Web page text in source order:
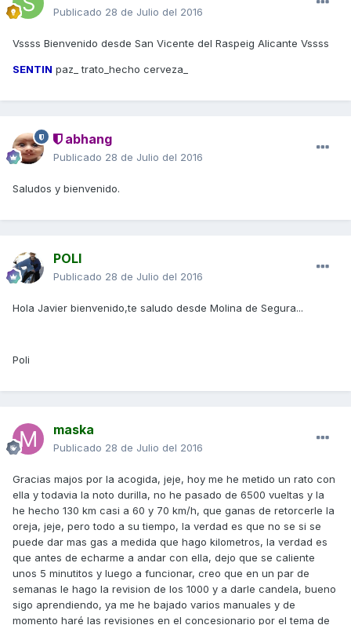
Publicado 28 de Julio del 2016
Vssss Bienvenido desde San Vicente del Raspeig Alicante Vssss
SENTIN paz_ trato_hecho cerveza_
abhang
Publicado 28 de Julio del 2016
Saludos y bienvenido.
POLI
Publicado 28 de Julio del 2016
Hola Javier bienvenido,te saludo desde Molina de Segura...
Poli
maska
Publicado 28 de Julio del 2016
Gracias majos por la acogida, jeje, hoy me he metido un rato con
ella y todavia la noto durilla, no he pasado de 6500 vueltas y la
he hecho 130 km casi a 60 y 70 km/h, que ganas de retorcerle la
oreja, jeje, pero todo a su tiempo, la verdad es que no se si se
puede dar mas gas a medida que hago kilometros, la verdad es
que antes de echarme a andar con ella, dejo que se caliente
unos 5 minutitos y luego a funcionar, creo que en un par de
semanas le hago la revision de los 1000 y a darle candela, bueno
sigo aprendiendo, ya me he bajado varios manuales y de
momento haré las revisiones en el concesionario por el tema de